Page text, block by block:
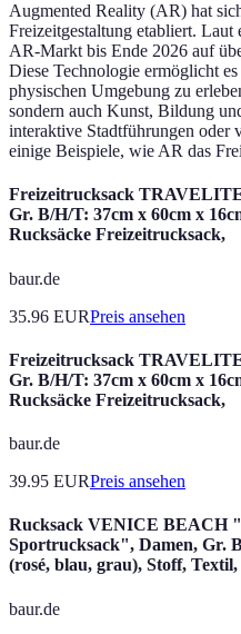
Augmented Reality (AR) hat
Freizeitgestaltung etabliert. Laut
AR-Markt bis Ende 2026 auf
Diese Technologie ermöglicht
physischen Umgebung zu
sondern auch Kunst, Bildung
interaktive Stadtführungen oder
einige Beispiele, wie AR das
Freizeitrucksack
Gr. B/H/T: 37cm x 60cm x
Rucksäcke Freizeitrucksack,
baur.de
35.96 EURPreis ansehen
Freizeitrucksack
Gr. B/H/T: 37cm x 60cm x
Rucksäcke Freizeitrucksack,
baur.de
39.95 EURPreis ansehen
Rucksack VENICE BEACH
Sportrucksack", Damen, Gr.
(rosé, blau, grau), Stoff,
baur.de